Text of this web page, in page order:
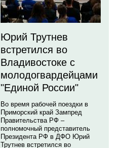
Юрий Трутнев
встретился во
Владивостоке с
молодогвардейцами
"Единой России"
Во время рабочей поездки в
Приморский край Зампред
Правительства РФ –
полномочный представитель
Президента РФ в ДФО Юрий
Трутнев встретился во